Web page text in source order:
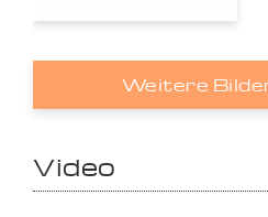
Weitere
Video